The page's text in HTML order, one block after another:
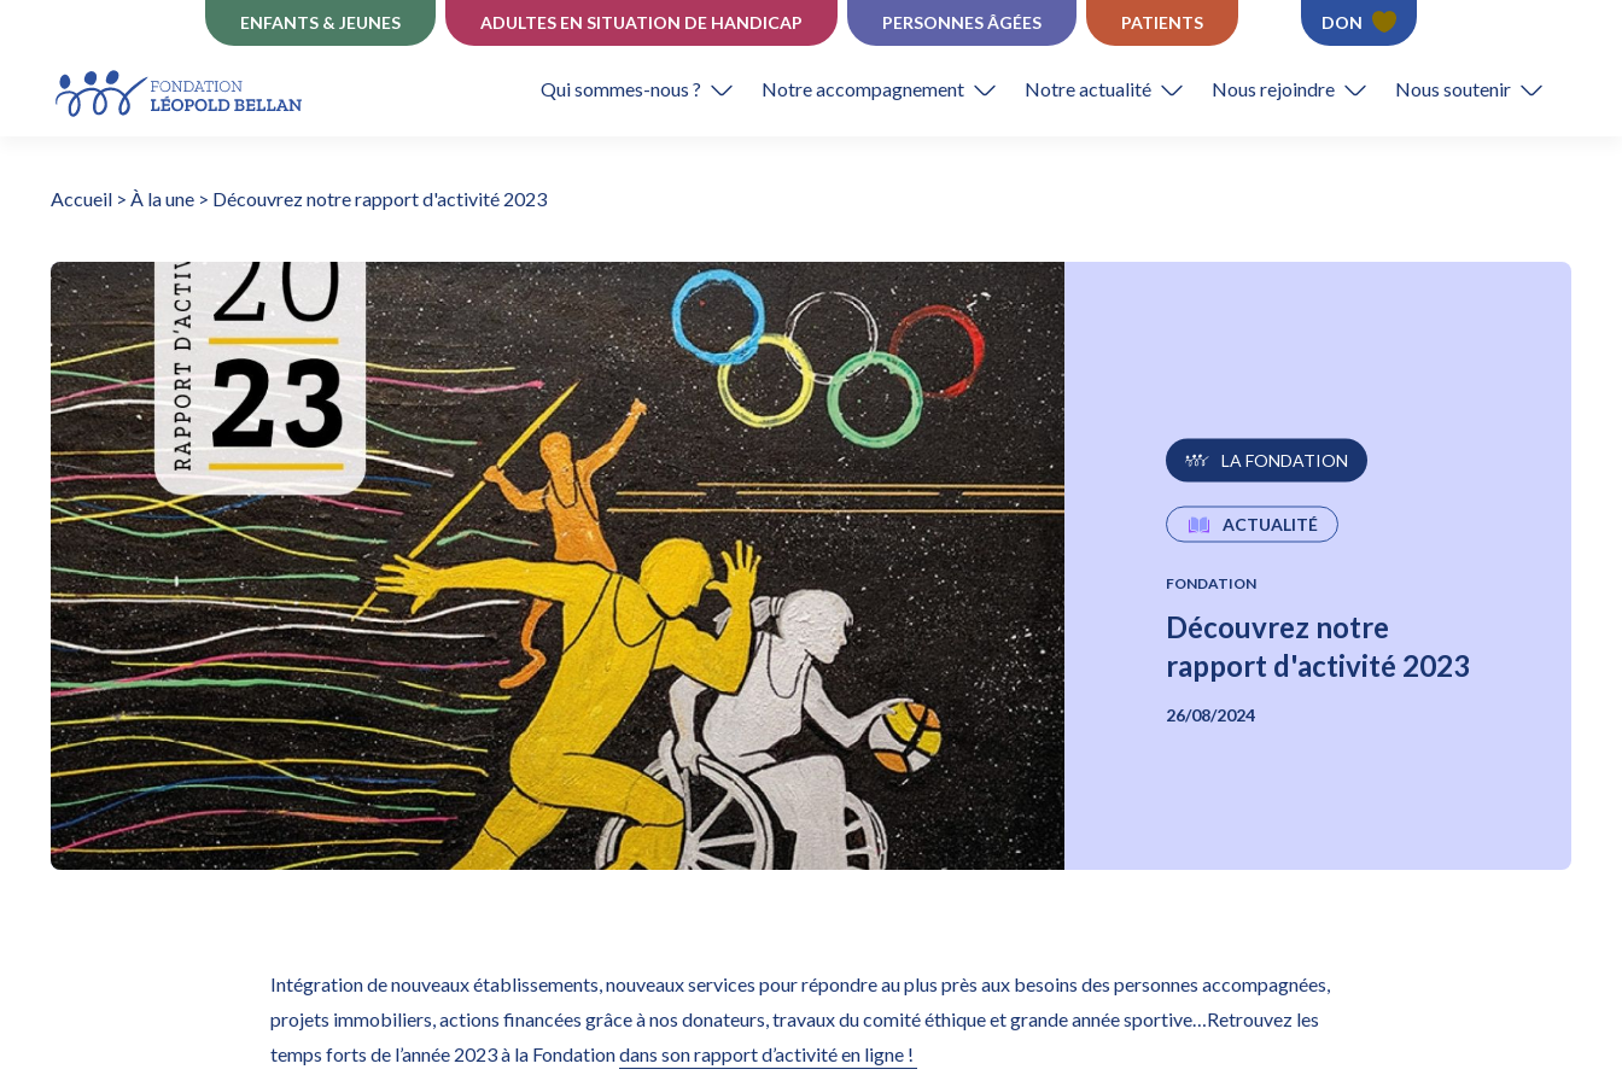
ENFANTS & JEUNES ADULTES EN SITUATION DE HANDICAP PERSONNES ÂGÉES PATIENTS DON
Qui sommes-nous ? Notre accompagnement Notre actualité Nous rejoindre Nous soutenir
Accueil > À la une > Découvrez notre rapport d'activité 2023
Découvrez notre rapport d'activité 2023
LA FONDATION
ACTUALITÉ
FONDATION
Découvrez notre
rapport d'activité 2023
26/08/2024
Intégration de nouveaux établissements, nouveaux services pour répondre au plus près aux besoins des personnes accompagnées,
projets immobiliers, actions financées grâce à nos donateurs, travaux du comité éthique et grande année sportive…Retrouvez les
temps forts de l’année 2023 à la Fondationdans son rapport d’activité en ligne !